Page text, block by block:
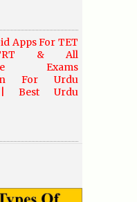
Apps For TET
& All
Exams
For Urdu
| Best Urdu